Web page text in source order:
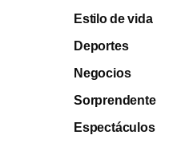
Estilo de vida
Deportes
Negocios
Sorprendente
Espectáculos